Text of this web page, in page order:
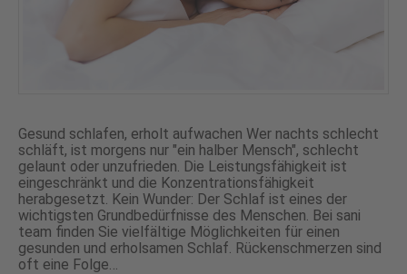
Gesund schlafen, erholt aufwachen Wer nachts schlecht
schläft, ist morgens nur "ein halber Mensch", schlecht
gelaunt oder unzufrieden. Die Leistungsfähigkeit ist
eingeschränkt und die Konzentrationsfähigkeit
herabgesetzt. Kein Wunder: Der Schlaf ist eines der
wichtigsten Grundbedürfnisse des Menschen. Bei sani
team finden Sie vielfältige Möglichkeiten für einen
gesunden und erholsamen Schlaf. Rückenschmerzen sind
oft eine Folge…